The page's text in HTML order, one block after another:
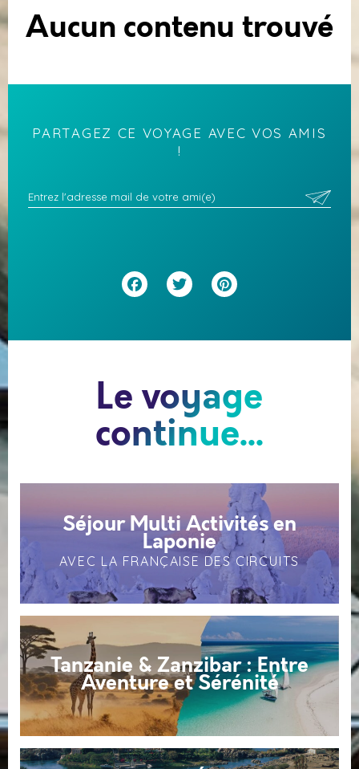
Aucun contenu trouvé
PARTAGEZ CE VOYAGE AVEC VOS AMIS
!
Facebook
Twitter
Le voyage
continue...
Séjour Multi Activités en
Laponie
AVEC LA FRANÇAISE DES CIRCUITS
Tanzanie & Zanzibar : Entre
Aventure et Sérénité